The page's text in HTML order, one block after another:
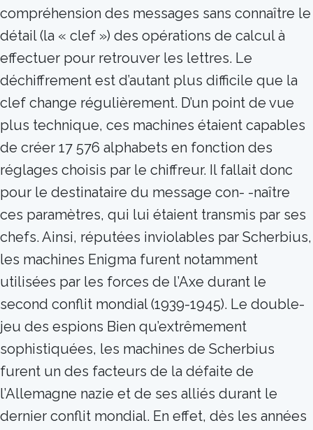
compréhension des messages sans connaître le
détail (la « clef ») des opérations de calcul à
effectuer pour retrouver les lettres. Le
déchiffrement est d’autant plus difficile que la
clef change régulièrement. D’un point de vue
plus technique, ces machines étaient capables
de créer 17 576 alphabets en fonction des
réglages choisis par le chiffreur. Il fallait donc
pour le destinataire du message con- -naître
ces paramètres, qui lui étaient transmis par ses
chefs. Ainsi, réputées inviolables par Scherbius,
les machines Enigma furent notamment
utilisées par les forces de l’Axe durant le
second conflit mondial (1939-1945). Le double-
jeu des espions Bien qu’extrêmement
sophistiquées, les machines de Scherbius
furent un des facteurs de la défaite de
l’Allemagne nazie et de ses alliés durant le
dernier conflit mondial. En effet, dès les années